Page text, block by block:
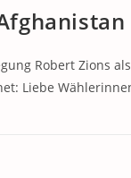
Robert Zions
Liebe